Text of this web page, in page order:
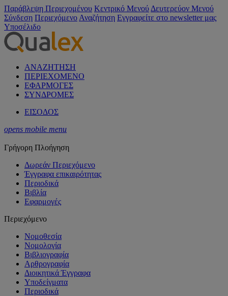
Παράβλεψη Περιεχομένου Κεντρικό Μενού Δευτερεύον Μενού
Σύνδεση Περιεχόμενο Αναζήτηση Εγγραφείτε στο newsletter μας
Υποσέλιδο
ΑΝΑΖΗΤΗΣΗ
ΠΕΡΙΕΧΟΜΕΝΟ
ΕΦΑΡΜΟΓΕΣ
ΣΥΝΔΡΟΜΕΣ
ΕΙΣΟΔΟΣ
opens mobile menu
Γρήγορη Πλοήγηση
Δωρεάν Περιεχόμενο
Έγγραφα επικαιρότητας
Περιοδικά
Βιβλία
Εφαρμογές
Περιεχόμενο
Νομοθεσία
Νομολογία
Βιβλιογραφία
Αρθρογραφία
Διοικητικά Έγγραφα
Υποδείγματα
Περιοδικά